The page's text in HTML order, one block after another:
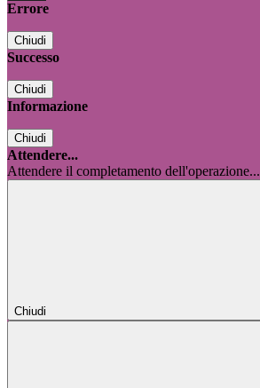
Errore
Chiudi
Successo
Chiudi
Informazione
Chiudi
Attendere...
Attendere il completamento dell'operazione...
Chiudi